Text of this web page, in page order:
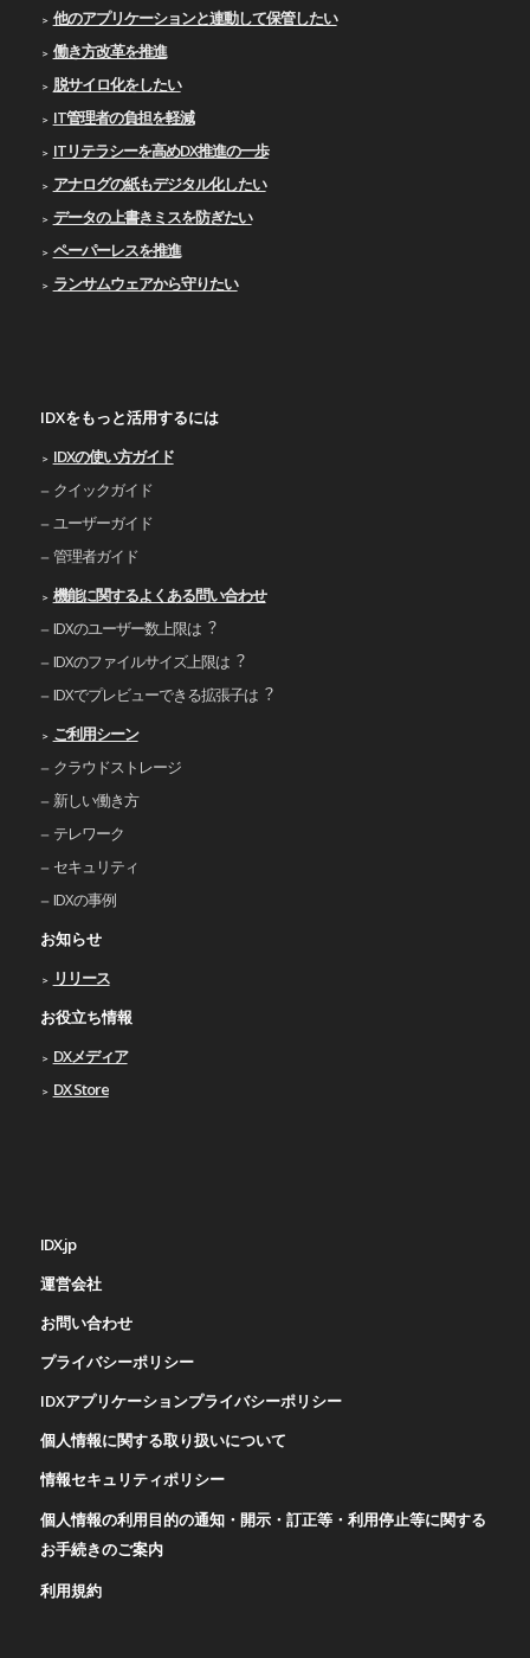
他のアプリケーションと連動して保管したい
働き方改革を推進
脱サイロ化をしたい
IT管理者の負担を軽減
ITリテラシーを高めDX推進の一歩
アナログの紙もデジタル化したい
データの上書きミスを防ぎたい
ペーパーレスを推進
ランサムウェアから守りたい
IDXをもっと活用するには
IDXの使い⽅ガイド
クイックガイド
ユーザーガイド
管理者ガイド
機能に関するよくある問い合わせ
IDXのユーザー数上限は︖
IDXのファイルサイズ上限は︖
IDXでプレビューできる拡張⼦は︖
ご利⽤シーン
クラウドストレージ
新しい働き⽅
テレワーク
セキュリティ
IDXの事例
お知らせ
リリース
お役立ち情報
DXメディア
DX Store
IDX.jp
運営会社
お問い合わせ
プライバシーポリシー
IDXアプリケーションプライバシーポリシー
個人情報に関する取り扱いについて
情報セキュリティポリシー
個人情報の利用目的の通知・開示・訂正等・利用停止等に関する
お手続きのご案内
利用規約